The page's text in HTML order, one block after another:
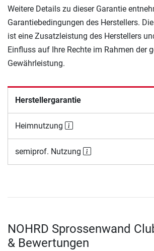
Weitere Details zu dieser Garantie
Garantiebedingungen des Herstellers.
ist eine Zusatzleistung des Herstellers
Einfluss auf Ihre Rechte im Rahmen der
Gewährleistung.
Herstellergarantie
Heimnutzung
semiprof. Nutzung
NOHRD Sprossenwand
& Bewertungen